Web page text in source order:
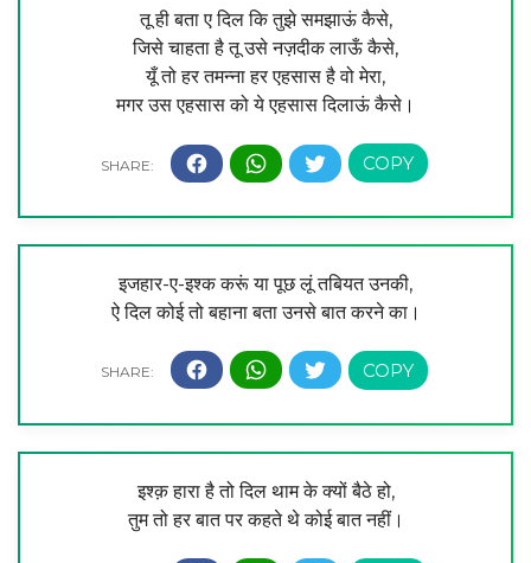
तू ही बता ए दिल कि तुझे समझाऊं कैसे,
जिसे चाहता है तू उसे नज़दीक लाऊँ कैसे,
यूँ तो हर तमन्ना हर एहसास है वो मेरा,
मगर उस एहसास को ये एहसास दिलाऊं कैसे।
इजहार-ए-इश्क करूं या पूछ लूं तबियत उनकी,
ऐ दिल कोई तो बहाना बता उनसे बात करने का।
इश्क़ हारा है तो दिल थाम के क्यों बैठे हो,
तुम तो हर बात पर कहते थे कोई बात नहीं।